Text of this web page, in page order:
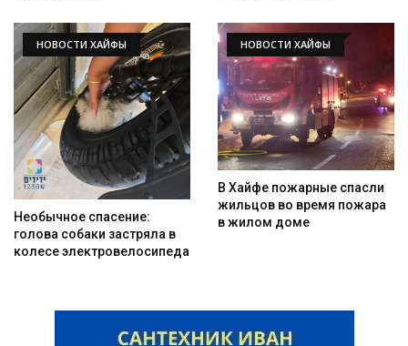
НОВОСТИ ХАЙФЫ
Необычное спасение:
голова собаки застряла в
колесе электровелосипеда
НОВОСТИ ХАЙФЫ
В Хайфе пожарные спасли
жильцов во время пожара
в жилом доме